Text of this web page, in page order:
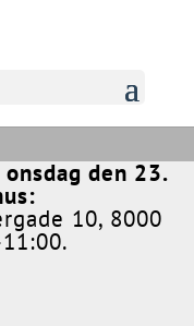
i
den 23.
10, 8000